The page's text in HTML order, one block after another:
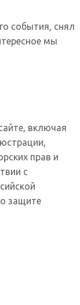
события, снял
мы
включая
прав и
с
защите